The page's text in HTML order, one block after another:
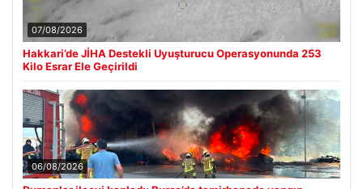
07/08/2026
Hakkari’de JİHA Destekli Uyuşturucu Operasyonunda 253
Kilo Esrar Ele Geçirildi
06/08/2026